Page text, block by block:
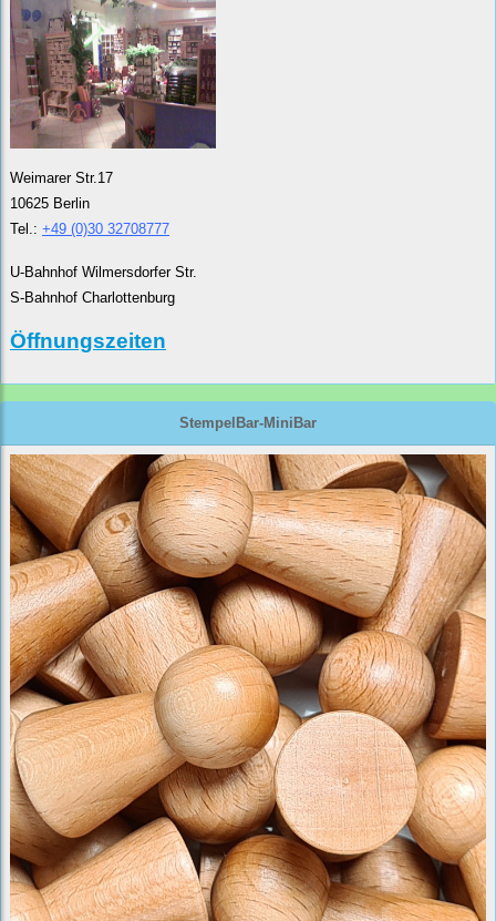
Weimarer Str.17
10625 Berlin
Tel.: +49 (0)30 32708777
U-Bahnhof Wilmersdorfer Str.
S-Bahnhof Charlottenburg
Öffnungszeiten
StempelBar-MiniBar